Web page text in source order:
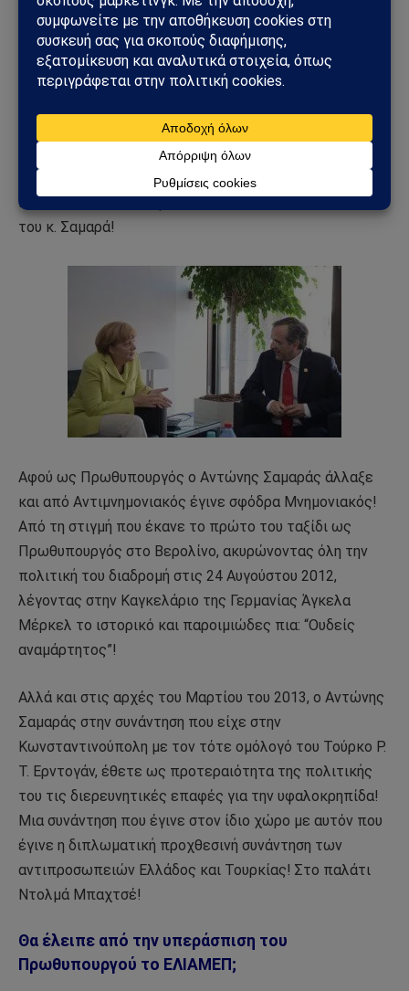
εκ τούτου δεν έγινε Πρωθυπουργός! Δεν ξεχνάει ποτέ,
ότι το Α΄ Μνημόνιο (Μάιος 2010) ως αρχηγός της ΝΔ ο
Αντώνης Σαμαράς το καταψήφισε με την Κ.Ο. της ΝΔ,
πλην Ντόρας Μπακογιάννη που το ψήφισε και στη
Ωστόσο, επειδή εμείς λέμε “τα σύκα, σύκα και τη σκάφη,
σκάφη”, θα πούμε ότι κάπου έχει δίκιο η κ.
Μπακογιάννη όσον αφορά την πρωθυπουργική θητεία
του κ. Σαμαρά!
Αφού ως Πρωθυπουργός ο Αντώνης Σαμαράς άλλαξε
και από Αντιμνημονιακός έγινε σφόδρα Μνημονιακός!
Από τη στιγμή που έκανε το πρώτο του ταξίδι ως
Πρωθυπουργός στο Βερολίνο, ακυρώνοντας όλη την
πολιτική του διαδρομή στις 24 Αυγούστου 2012,
λέγοντας στην Καγκελάριο της Γερμανίας Άγκελα
Μέρκελ το ιστορικό και παροιμιώδες πια: “Ουδείς
αναμάρτητος”!
Αλλά και στις αρχές του Μαρτίου του 2013, ο Αντώνης
Σαμαράς στην συνάντηση που είχε στην
Κωνσταντινούπολη με τον τότε ομόλογό του Τούρκο Ρ.
Τ. Ερντογάν, έθετε ως προτεραιότητα της πολιτικής
του τις διερευνητικές επαφές για την υφαλοκρηπίδα!
Μια συνάντηση που έγινε στον ίδιο χώρο με αυτόν που
έγινε η διπλωματική προχθεσινή συνάντηση των
αντιπροσωπειών Ελλάδος και Τουρκίας! Στο παλάτι
Ντολμά Μπαχτσέ!
Θα έλειπε από την υπεράσπιση του
Πρωθυπουργού το ΕΛΙΑΜΕΠ;